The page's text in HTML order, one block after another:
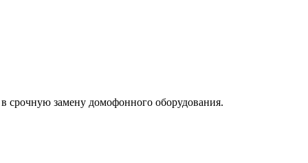
срочную замену домофонного оборудования.